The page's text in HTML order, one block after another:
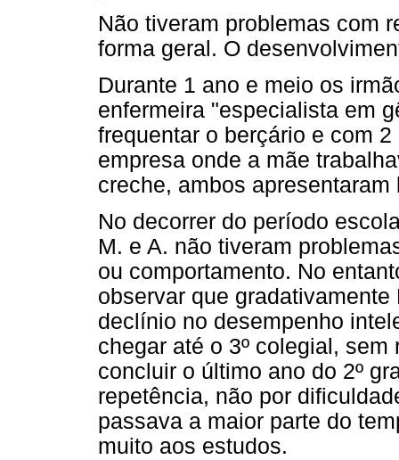
Não tiveram problemas com
forma geral. O
Durante 1 ano e meio os
enfermeira "especialista em
frequentar o berçário e com
empresa onde a mãe
creche, ambos apresentaram
No decorrer do período
M. e A. não tiveram
ou comportamento. No
observar que
declínio no desempenho
chegar até o 3º colegial,
concluir o último ano do 2º
repetência, não por
passava a maior parte do
muito aos estudos.